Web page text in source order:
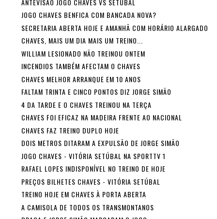
JOGO CHAVES BENFICA COM BANCADA NOVA?
SECRETARIA ABERTA HOJE E AMANHÃ COM HORÁRIO ALARGADO
CHAVES, MAIS UM DIA MAIS UM TREINO...
WILLIAM LESIONADO NÃO TREINOU ONTEM
INCENDIOS TAMBÉM AFECTAM O CHAVES
CHAVES MELHOR ARRANQUE EM 10 ANOS
FALTAM TRINTA E CINCO PONTOS DIZ JORGE SIMÃO
4 DA TARDE E O CHAVES TREINOU NA TERÇA
CHAVES FOI EFICAZ NA MADEIRA FRENTE AO NACIONAL
CHAVES FAZ TREINO DUPLO HOJE
DOIS METROS DITARAM A EXPULSÃO DE JORGE SIMÃO
JOGO CHAVES - VITÓRIA SETÚBAL NA SPORTTV 1
RAFAEL LOPES INDISPONÍVEL NO TREINO DE HOJE
PREÇOS BILHETES CHAVES - VITÓRIA SETÚBAL
TREINO HOJE EM CHAVES À PORTA ABERTA
A CAMISOLA DE TODOS OS TRANSMONTANOS